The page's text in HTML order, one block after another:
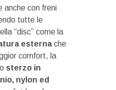
anche con freni
tutte le
“disc” come la
esternache
comfort, la
sterzo in
nylon ed